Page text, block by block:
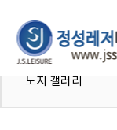
노지 갤러리